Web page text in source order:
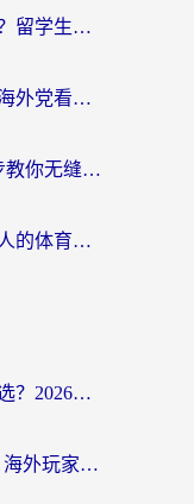
海外看不了爱奇艺怎么办知乎？留学生亲测有效的回国加速方案
央视影音当前地区版权受限？海外党看国内剧、追电视台的终极解决方案
海外访问国内网站的限制？3步教你无缝解锁国内资源（附实测最优工具）
海外如何看中超？留学生和华人的体育赛事观看终极指南（附欧洲杯奥运会观看技巧）
国外玩第九大陆加速软件怎么选？2026终极指南帮你告别延迟卡顿
国外玩BanG用什么加速器好？海外玩家亲测的国服游戏加速终极方案